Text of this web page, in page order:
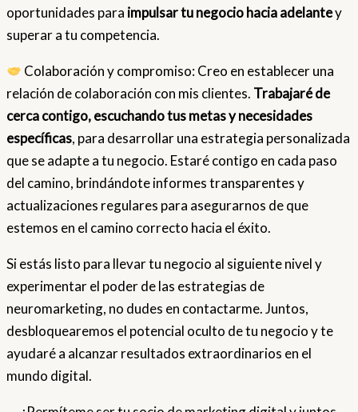
oportunidades para impulsar tu negocio hacia adelantey
superar a tu competencia.
Colaboración y compromiso: Creo en establecer una
relación de colaboración con mis clientes. Trabajaré de
cerca contigo, escuchando tus metas y necesidades
específicas, para desarrollar una estrategia personalizada
que se adapte a tu negocio. Estaré contigo en cada paso
del camino, brindándote informes transparentes y
actualizaciones regulares para asegurarnos de que
estemos en el camino correcto hacia el éxito.
Si estás listo para llevar tu negocio al siguiente nivel y
experimentar el poder de las estrategias de
neuromarketing, no dudes en contactarme. Juntos,
desbloquearemos el potencial oculto de tu negocio y te
ayudaré a alcanzar resultados extraordinarios en el
mundo digital.